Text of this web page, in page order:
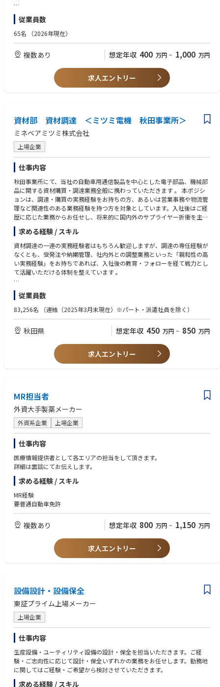
・上記以外のB2Bビジネスに関連する業務
【求める人物像】
・積極的で、効率性があり、物事を積極的に考え、新しい挑戦を好み、常
に学び、向上心がある方
従業員数
65名 （2026年現在）
複数あり 想定年収 400 万円 ~ 1,000 万円
求人エントリー
資材部 資材調達 ＜ミツミ電機 秋田事業所＞
ミネベアミツミ株式会社
上場企業
仕事内容
秋田事業所にて、当社の自動車用通信製品を中心とした電子部品、機械部
品に関する資材購買・調達業務全般に携わっていただきます 。 本ポジシ
ョンは、調達・購買の実務経験をお持ちの方、あるいは営業事務や物流管
理など関連性のある業務経験を持つ方を対象としています。入社後はご経
歴に応じた業務からお任せし、将来的に国内外のサプライヤー折衝を主導
できる中核メンバーへとステップアップできるよう、中長期的なキャリア
形成をフォローします 。
≪具体的な業務内容≫
・既存・新規サプライヤーに対するソーシング業務（選定、見積取得、価
格交渉）および発注管理
・生産計画に基づく電子部品・機械部品の発注手続き、納期調整、および
・社内関連部署と連携した、量産および試作段階における部材仕様・調達
条件の整理
・品質・コスト・安定供給の観点からの調達条件の最適化および継続的な
・海外拠点や海外サプライヤーとの英語を用いた実務コミュニケーション
※海外出張、海外赴任の可能性がございます。
ィ社会（自動運転やコネクテッドカーなど）に不可欠な重要パーツです。
秋田に働く拠点を置きながら、自分が調達条件を整えた部品が世界中を走
る自動車に搭載されていく、モノづくりの大きな社会的貢献度とインパク
トをダイレクトに実感できます。
"秋田から世界へ展開する、グローバルなダイナミズム”
将来的には、海外拠点や海外サプライヤーとの直接的な実務コミュニケー
ション、さらには海外出張や海外赴任へとステップアップしていくチャン
スも豊富にあります。日本（秋田）を起点にしながらワールドワイドに活
躍できる環境は、当社ならではの大きなやりがいとなります。
≪入社後の教育体制≫
ご経歴や習得度合いに応じて、まずはOJT（職場内訓練）にて実務に習熟
いただきますのでご安心ください。 最初は発注手続きや納期管理などの日
次オペレーションからスタートし、先輩社員のサポートのもとで徐々に業
務の流れを覚えていただきます。部門内にはベテラン社員も多く、わから
い方でも、数年かけてじっくりと国内外の折衝を主導できる調達スペシャ
リストへと育成する体制を敷いています。
求める経験 / スキル
資材調達の一連の実務経験者はもちろん歓迎しますが、調達の専任経験が
なくとも、受発注や納期管理、社内外との調整業務といった「親和性の高
い実務経験」をお持ちであれば、入社後の教育・フォローを経て戦力とし
て活躍いただける体制を整えています 。
＜必須要件＞
・基本的なPC操作スキル（Excel、Word、PowerPointの実務入力レベ
ル）
ヤーなどの実務経験（業界不問）
・生産管理、営業事務、物流・手配業務など、社内外との「納期調整」や
「受発注管理」に関わる実務経験
＜推奨要件（あれば尚可）＞
従業員数
83,256名 （連結（2025年3月末現在）※パート・派遣社員を除く）
秋田県 想定年収 450 万円 ~ 850 万円
求人エントリー
MR担当者
外資大手製薬メーカー
外資系企業 上場企業
仕事内容
医療情報提供者として各エリアの担当をして頂きます。
詳細は面談にてお伝えします。
求める経験 / スキル
MR経験
要普通自動車免許
複数あり 想定年収 800 万円 ~ 1,150 万円
求人エントリー
設備設計・設備保全
東証プライム上場メーカー
上場企業
仕事内容
生産設備・ユーティリティ設備の設計・保全を担当いただきます。ご経
験・ご志向性に応じて設計・保全いずれかの業務をお任せします。勤務地
に関してはご経験・ご希望から検討させていただきます。
求める経験 / スキル